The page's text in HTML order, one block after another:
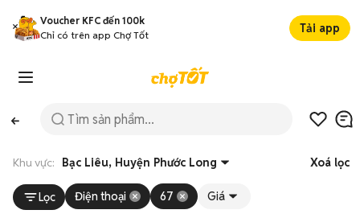
Voucher KFC đến 100k
Chỉ có trên app Chợ Tốt
Tải app
Khu vực: Bạc Liêu, Huyện Phước Long Xoá lọc
Lọc Điện thoại 67 Giá